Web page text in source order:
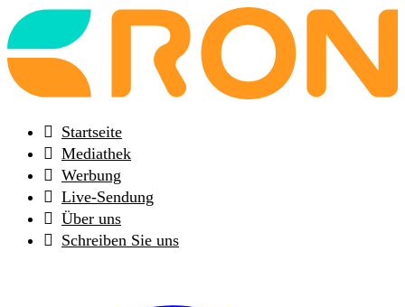
Back
to
frontpage
Startseite
Mediathek
Werbung
Live-Sendung
Über uns
Schreiben Sie uns